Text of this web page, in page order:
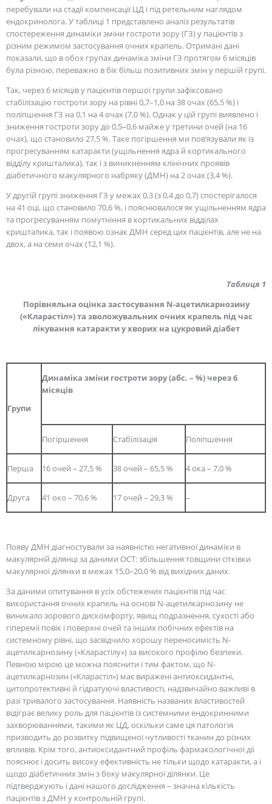
перебували на стадії компенсації ЦД і під ретельним наглядом
ендокринолога. У таблиці 1 представлено аналіз результатів
спостереження динаміки зміни гостроти зору (ГЗ) у пацієнтів з
різним режимом застосування очних крапель. Отримані дані
показали, що в обох групах динаміка зміни ГЗ протягом 6 місяців
була різною, переважно в бік більш позитивних змін у першій групі.
Так, через 6 місяців у пацієнтів першої групи зафіксовано
стабілізацію гостроти зору на рівні 0,7–1,0 на 38 очах (65,5 %) і
поліпшення ГЗ на 0,1 на 4 очах (7,0 %). Однак у цій групі виявлено і
зниження гостроти зору до 0,5–0,6 майже у третини очей (на 16
очах), що становило 27,5 %. Таке погіршення ми пов’язували як із
прогресуванням катаракти (ущільнення ядра й кортикального
відділу кришталика), так і з виникненням клінічних проявів
діабетичного макулярного набряку (ДМН) на 2 очах (3,4 %).
У другій групі зниження ГЗ у межах 0,3 (з 0,4 до 0,7) спостерігалося
на 41 оці, що становило 70,6 %, і пояснювалося як ущільненням ядра
та прогресуванням помутніння в кортикальних відділах
кришталика, так і появою ознак ДМН серед цих пацієнтів, але не на
двох, а на семи очах (12,1 %).
Таблиця 1
Порівняльна оцінка застосування N-ацетилкарнозину
(«Кларастіл») та зволожувальних очних крапель під час
лікування катаракти у хворих на цукровий діабет
Групи
Динаміка зміни гостроти зору (абс. – %) через 6
місяців
Погіршення Стабілізація Поліпшення
Перша 16 очей – 27,5 % 38 очей – 65,5 % 4 ока – 7,0 %
Друга 41 око – 70,6 % 17 очей – 29,3 % –
Появу ДМН діагностували за наявністю негативної динаміки в
макулярній ділянці за даними ОСТ: збільшення товщини сітківки
макулярної ділянки в межах 15,0–20,0 % від вихідних даних.
За даними опитування в усіх обстежених пацієнтів під час
використання очних крапель на основі N-ацетилкарнозину не
виникало зорового дискомфорту, явищ подразнення, сухості або
гіперемії повік і поверхні очей та інших побічних ефектів на
системному рівні, що засвідчило хорошу переносимість N-
ацетилкарнозину («Кларастілу») за високого профілю безпеки.
Певною мірою це можна пояснити і тим фактом, що N-
ацетилкарнозин («Кларастіл») має виражені антиоксидантні,
цитопротективні й гідратуючі властивості, надзвичайно важливі в
разі тривалого застосування. Наявність названих властивостей
відіграє велику роль для пацієнтів із системними ендокринними
захворюваннями, такими як ЦД, оскільки саме ця патологія
призводить до розвитку підвищеної чутливості тканин до різних
впливів. Крім того, антиоксидантний профіль фармакологічної дії
пояснює і досить високу ефективність не тільки щодо катаракти, а і
щодо діабетичних змін з боку макулярної ділянки. Це
підтверджують і дані нашого дослідження – значна кількість
пацієнтів з ДМН у контрольній групі.